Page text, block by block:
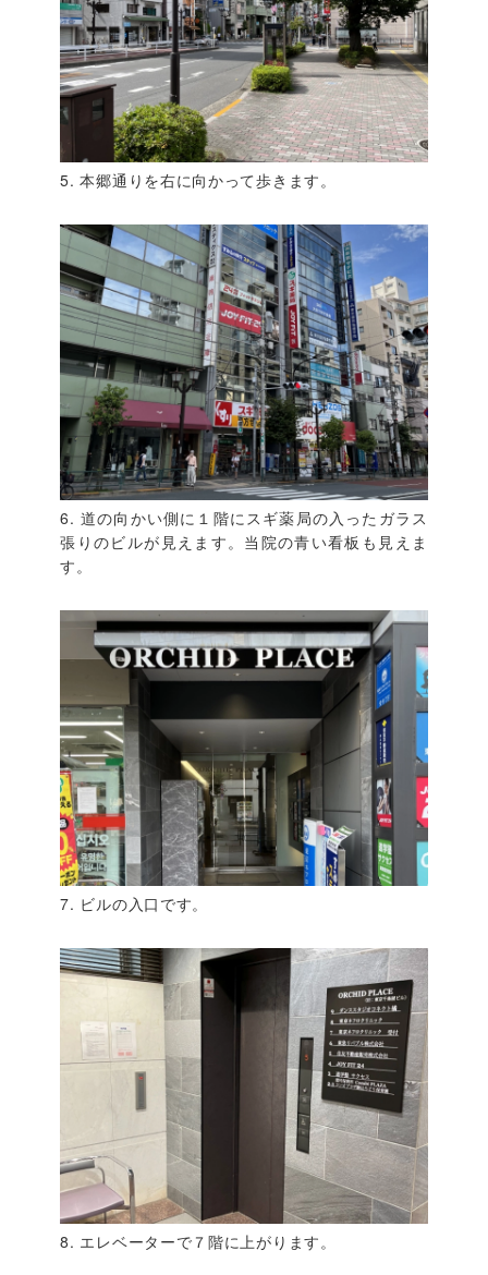
5. 本郷通りを右に向かって歩きます。
6. 道の向かい側に１階にスギ薬局の入ったガラス
張りのビルが見えます。当院の青い看板も見えま
す。
7. ビルの入口です。
8. エレベーターで７階に上がります。